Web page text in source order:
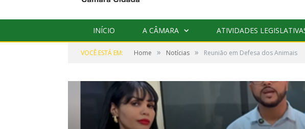
INÍCIO A CÂMARA ATIVIDADES
VOCÊ ESTÁ EM: Home » Notícias » Reunião em Defesa dos Animais